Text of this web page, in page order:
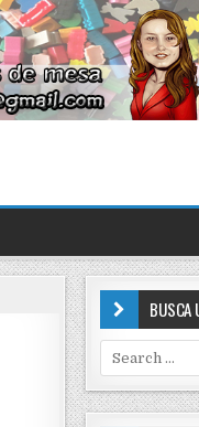
BUSCA
e
a
r